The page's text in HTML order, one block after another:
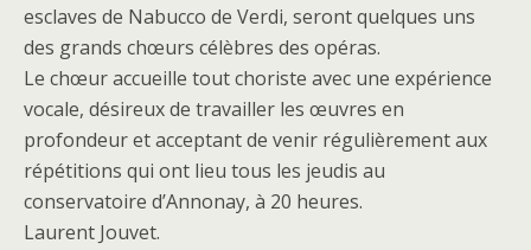
esclaves de Nabucco de Verdi, seront quelques uns
des grands chœurs célèbres des opéras.
Le chœur accueille tout choriste avec une expérience
vocale, désireux de travailler les œuvres en
profondeur et acceptant de venir régulièrement aux
répétitions qui ont lieu tous les jeudis au
conservatoire d’Annonay, à 20 heures.
Laurent Jouvet.